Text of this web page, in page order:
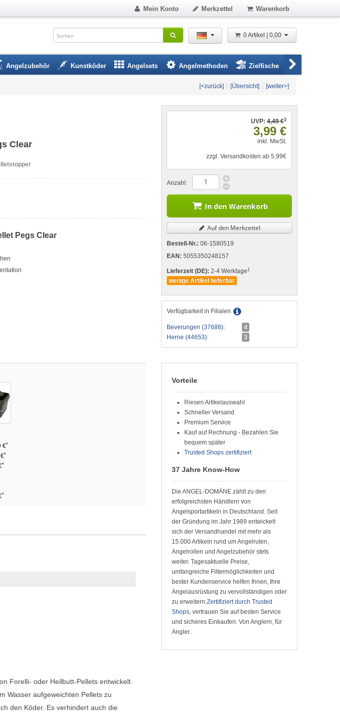
Mein Konto Merkzettel Warenkorb
0 Artikel | 0,00
Angelzubehör Kunstköder Angelsets Angelmethoden Zielfische
[<zurück] [Übersicht] [weiter>]
Clear
Pegs Clear
UVP: 4,49 €3
3,99 €
inkl. MwSt.
zzgl. Versandkosten ab 5,99€
Anzahl:
In den Warenkorb
Auf den Merkzettel
Bestell-Nr.: 06-1580519
EAN: 5055350248157
Lieferzeit (DE): 2-4 Werktage 1
wenige Artikel lieferbar
Verfügbarkeit in Filialen
Beverungen (37688):
4
Herne (44653):
3
€*
*
*
*
Forelli- oder Heilbutt-Pellets entwickelt.
Wasser aufgeweichten Pellets zu
den Köder. Es verhindert auch die
Vorteile
Riesen Artikelauswahl
Schneller Versand
Premium Service
Kauf auf Rechnung - Bezahlen Sie
bequem später
Trusted Shops zertifiziert
37 Jahre Know-How
Die ANGEL-DOMÄNE zählt zu den
erfolgreichsten Händlern von
Angelsportartikeln in Deutschland. Seit
der Gründung im Jahr 1989 entwickelt
sich der Versandhandel mit mehr als
15.000 Artikeln rund um Angelruten,
Angelrollen und Angelzubehör stets
weiter. Tagesaktuelle Preise,
umfangreiche Filtermöglichkeiten und
bester Kundenservice helfen Ihnen, Ihre
Angelausrüstung zu vervollständigen oder
zu erweitern.Zertifiziert durch Trusted
Shops, vertrauen Sie auf besten Service
und sicheres Einkaufen. Von Anglern, für
Angler.